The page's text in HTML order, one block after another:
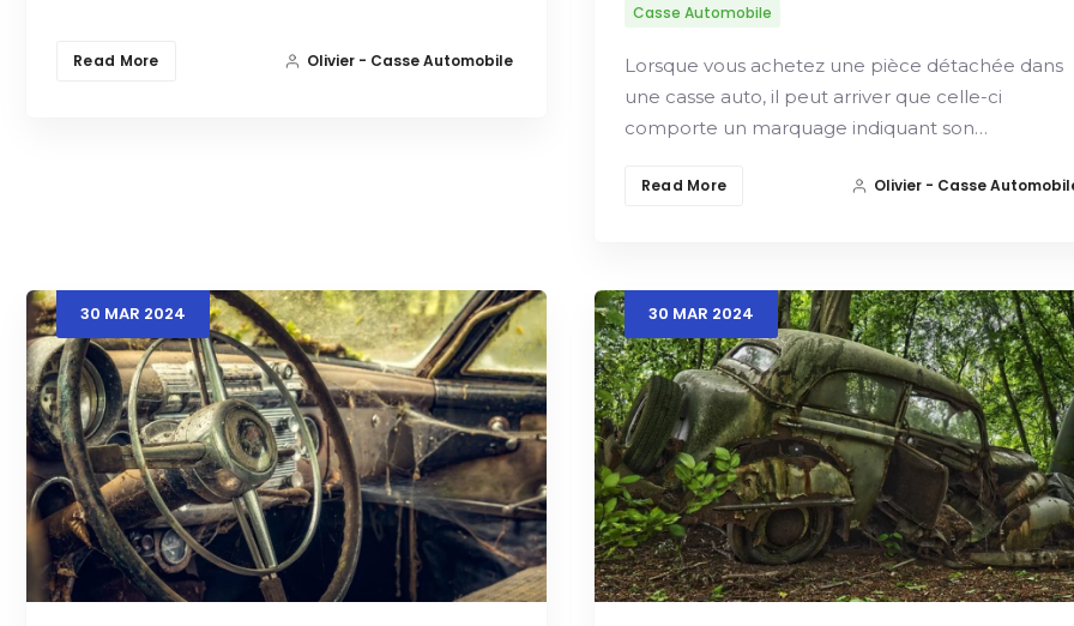
Read More Olivier - Casse Automobile
Casse Automobile
Lorsque vous achetez une pièce détachée dans
une casse auto, il peut arriver que celle-ci
comporte un marquage indiquant son…
Read More Olivier - Casse
30 MAR 2024 30 MAR 2024